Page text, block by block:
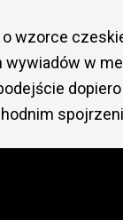
o wzorce
wywiadów w